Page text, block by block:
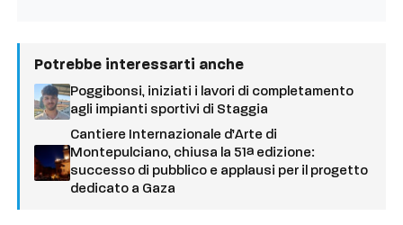
Potrebbe interessarti anche
Poggibonsi, iniziati i lavori di completamento
agli impianti sportivi di Staggia
Cantiere Internazionale d’Arte di
Montepulciano, chiusa la 51ª edizione:
successo di pubblico e applausi per il progetto
dedicato a Gaza